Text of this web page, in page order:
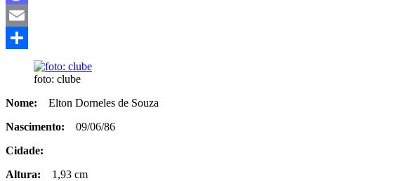
Mastodon
Email
foto: clube
Nome: Elton Dorneles de Souza
Nascimento: 09/06/86
Cidade:
Altura: 1,93 cm